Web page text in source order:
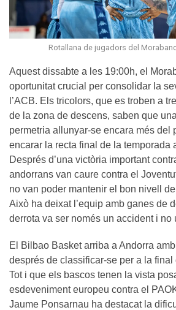
Rotallana de jugadors del
Aquest dissabte a les 19:00h, el
oportunitat crucial per consolidar la
l’ACB. Els tricolors, que es troben a
de la zona de descens, saben que
permetria allunyar-se encara més del
encarar la recta final de la temporada
Després d’una victòria important
andorrans van caure contra el
no van poder mantenir el bon nivell
Això ha deixat l’equip amb ganes de
derrota va ser només un accident i no
El Bilbao Basket arriba a Andorra
després de classificar-se per a la final
Tot i que els bascos tenen la vista
esdeveniment europeu contra el
Jaume Ponsarnau ha destacat la